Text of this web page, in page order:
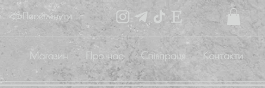
Магазин Про нас Співпраця Контакти
Переглянути бали